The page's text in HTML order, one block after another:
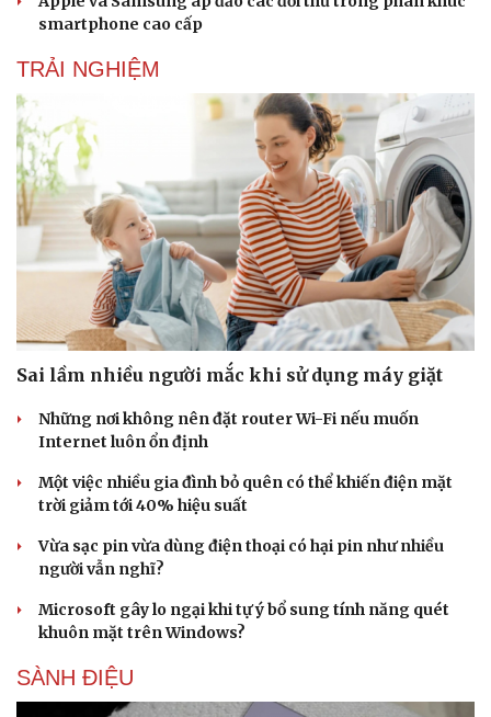
smartphone cao cấp
TRẢI NGHIỆM
Sai lầm nhiều người mắc khi sử dụng máy giặt
Những nơi không nên đặt router Wi-Fi nếu muốn
Internet luôn ổn định
Một việc nhiều gia đình bỏ quên có thể khiến điện mặt
trời giảm tới 40% hiệu suất
Vừa sạc pin vừa dùng điện thoại có hại pin như nhiều
người vẫn nghĩ?
Microsoft gây lo ngại khi tự ý bổ sung tính năng quét
khuôn mặt trên Windows?
SÀNH ĐIỆU